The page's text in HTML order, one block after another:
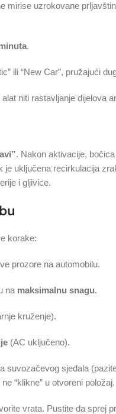
mirise uzrokovane
.
ili “New Car”, pružajući
niti rastavljanje dijelova
. Nakon aktivacije,
uključena recirkulacija
i gljivice.
korake:
prozore na automobilu.
na maksimalnu snagu.
kruženje).
(AC uključeno).
suvozačevog sjedala
“klikne” u otvoreni položaj.
vrata. Pustite da sprej